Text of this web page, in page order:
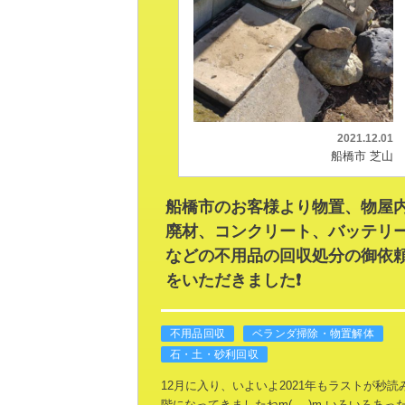
2021.12.01
船橋市 芝山
船橋市のお客様より物置、物屋
廃材、コンクリート、バッテリ
などの不用品の回収処分の御依
をいただきました❗
不用品回収
ベランダ掃除・物置解体
石・土・砂利回収
12月に入り、いよいよ2021年もラストが秒読